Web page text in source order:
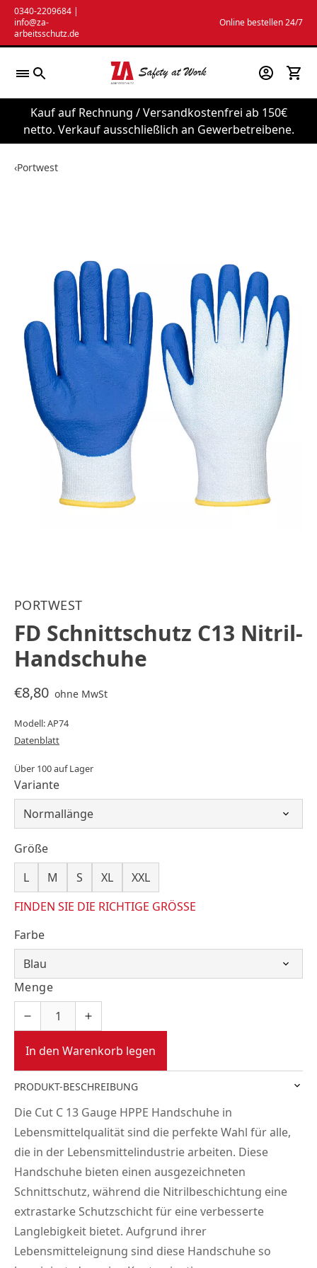
Zum
Inhalt
springen
0340-2209684 |
info@za-
arbeitsschutz.de
Online bestellen 24/7
Kauf auf Rechnung / Versandkostenfrei ab 150€
netto. Verkauf ausschließlich an Gewerbetreibene.
‹Portwest
PORTWEST
FD Schnittschutz C13 Nitril-
Handschuhe
€8,80 ohne MwSt
Modell: AP74
Datenblatt
Über 100 auf Lager
Variante
Größe
L
M S XL
XXL
FINDEN SIE DIE RICHTIGE GRÖSSE
Farbe
Menge
In den Warenkorb legen
PRODUKT-BESCHREIBUNG
Die Cut C 13 Gauge HPPE Handschuhe in
Lebensmittelqualität sind die perfekte Wahl für alle,
die in der Lebensmittelindustrie arbeiten. Diese
Handschuhe bieten einen ausgezeichneten
Schnittschutz, während die Nitrilbeschichtung eine
extrastarke Schutzschicht für eine verbesserte
Langlebigkeit bietet. Aufgrund ihrer
Lebensmitteleignung sind diese Handschuhe so